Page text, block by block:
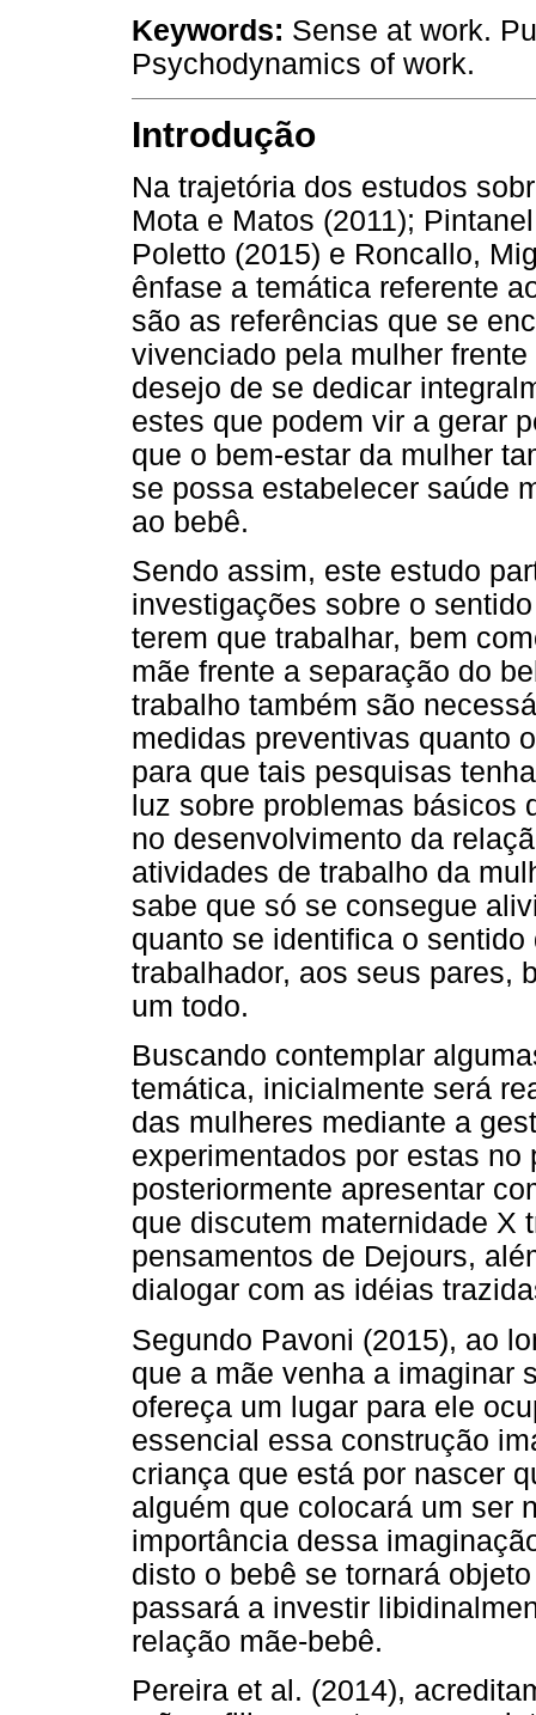
Keywords: Sense at work.
Psychodynamics of work.
Introdução
Na trajetória dos estudos
Mota e Matos (2011);
Poletto (2015) e Roncallo,
ênfase a temática referente
são as referências que se
vivenciado pela mulher
desejo de se dedicar
estes que podem vir a gerar
que o bem-estar da mulher
se possa estabelecer saúde
ao bebê.
Sendo assim, este estudo
investigações sobre o
terem que trabalhar, bem
mãe frente a separação do
trabalho também são
medidas preventivas quanto
para que tais pesquisas
luz sobre problemas básicos
no desenvolvimento da
atividades de trabalho da
sabe que só se consegue
quanto se identifica o
trabalhador, aos seus pares,
um todo.
Buscando contemplar
temática, inicialmente será
das mulheres mediante a
experimentados por estas no
posteriormente apresentar
que discutem maternidade X
pensamentos de Dejours,
dialogar com as idéias
Segundo Pavoni (2015), ao
que a mãe venha a imaginar
ofereça um lugar para ele
essencial essa construção
criança que está por nascer
alguém que colocará um ser
importância dessa
disto o bebê se tornará
passará a investir
relação mãe-bebê.
Pereira et al. (2014),